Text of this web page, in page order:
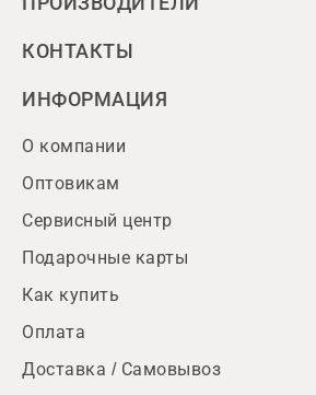
КОНТАКТЫ
ИНФОРМАЦИЯ
О компании
Оптовикам
Сервисный центр
Подарочные карты
Как купить
Оплата
Доставка / Самовывоз